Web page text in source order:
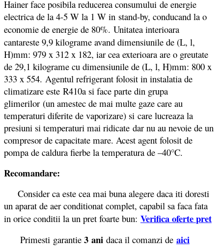
Hainer face posibila reducerea consumului de energie
electrica de la 4-5 W la 1 W in stand-by, conducand la o
economie de energie de 80%. Unitatea interioara
cantareste 9,9 kilograme avand dimensiunile de (L, l,
H)mm: 979 x 312 x 182, iar cea exterioara are o greutate
de 29,1 kilograme cu dimensiunile de (L, l, H)mm: 800 x
333 x 554. Agentul refrigerant folosit in instalatia de
climatizare este R410a si face parte din grupa
glimerilor (un amestec de mai multe gaze care au
temperaturi diferite de vaporizare) si care lucreaza la
presiuni si temperaturi mai ridicate dar nu au nevoie de un
compresor de capacitate mare. Acest agent folosit de
pompa de caldura fierbe la temperatura de –40°C.
Recomandare:
Consider ca este cea mai buna alegere daca iti doresti
un aparat de aer conditionat complet, capabil sa faca fata
in orice conditii la un pret foarte bun: Verifica ofertepret
Primesti garantie 3 ani daca il comanzi de aici